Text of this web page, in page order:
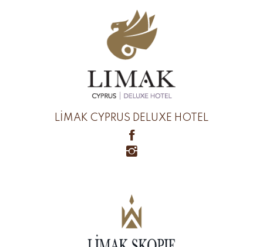
LİMAK CYPRUS DELUXE HOTEL